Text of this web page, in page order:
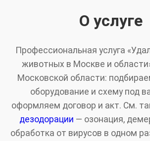
О услуге
Профессиональная услуга
животных в Москве и
Московской области:
оборудование и схему под
оформляем договор и акт. См.
дезодорации — озонация,
обработка от вирусов в одном